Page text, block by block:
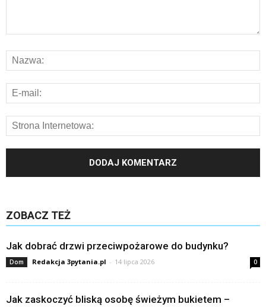
ZOBACZ TEŻ
Jak dobrać drzwi przeciwpożarowe do budynku?
Dom Redakcja 3pytania.pl - 14 lipca 2026 0
Jak zaskoczyć bliską osobę świeżym bukietem –